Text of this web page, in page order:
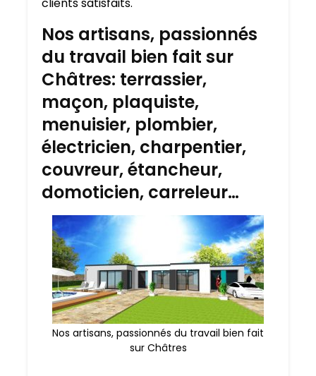
Nos artisans, passionnés
du travail bien fait sur
Châtres: terrassier,
maçon, plaquiste,
menuisier, plombier,
électricien, charpentier,
couvreur, étancheur,
domoticien, carreleur…
Nos artisans, passionnés du travail bien fait
sur Châtres